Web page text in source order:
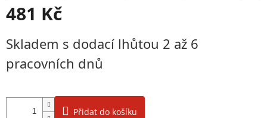
481 Kč
cena:
Skladem s dodací lhůtou 2 až 6
pracovních dnů
Přidat do košíku